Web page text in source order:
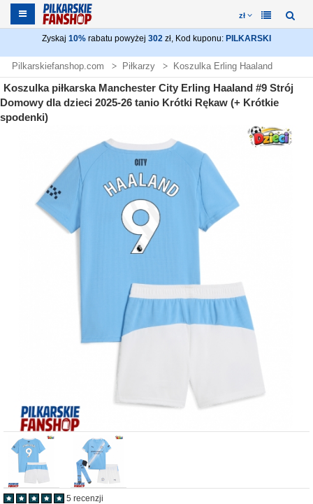
zł
Zyskaj 10% rabatu powyżej 302 zł, Kod kuponu: PILKARSKI
Pilkarskiefanshop.com Piłkarzy Koszulka Erling Haaland
Koszulka piłkarska Manchester City Erling Haaland #9 Strój
Domowy dla dzieci 2025-26 tanio Krótki Rękaw (+ Krótkie
spodenki)
5 recenzji